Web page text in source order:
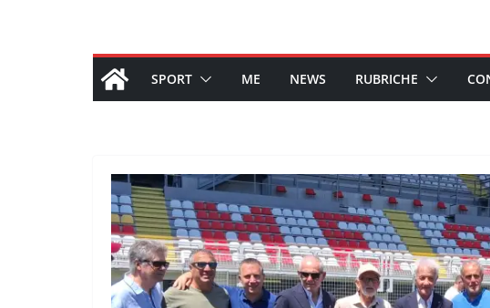
SPORT ME NEWS RUBRICHE